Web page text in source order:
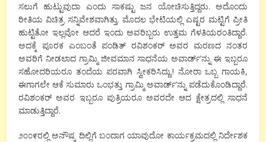
ಸಲುಗೆ ಹುಟ್ಟುವುದಾ ಎಂದು ಸಾಕಷ್ಟು ಜನ ಯೋಚಿಸುತ್ತಿದ್ದರು. ಅದೊಂದು
ರೀತಿಯ ವಿಚಿತ್ರ ಸನ್ನಿವೇಶವಾಗಿತ್ತು. ಮೊದಲ ಭೇಟಿಯಲ್ಲಿ ಎಷ್ಟರ ಮಟ್ಟಿಗೆ ಪ್ರೀತಿ
ಹುಟ್ಟಿತೋ ಇಲ್ಲವೋ ಆದರೆ ಇಂದು ಅವರಿಬ್ಬರು ಉತ್ತಮ ಗೆಳತಿಯರಂತಿದ್ದಾರೆ.
ಅದಕ್ಕೆ ಪೂರಕ ಎಂಬಂತೆ ಪಂಡಿತ್ ರವಿಶಂಕರ್ ಅವರ ಮರಣದ ನಂತರ
ಅವರಿಗೆ ನೀಡಲಾದ ಗ್ರಾಮ್ಮಿ ಜೀವಮಾನ ಸಾಧನೆಯ ಅವಾರ್ಡ್’ನ್ನು ಈ ಇಬ್ಬರೂ
ಸಹೋದರಿಯರೂ ತಂದೆಯ ಪರವಾಗಿ ಸ್ವೀಕರಿಸಿದ್ದು.! ನೋರಾ ಒಬ್ಬ ಗಾಯಕಿ,
ಈಗಾಗಲೇ ಆಕೆ ಸುಮಾರು ಒಂಭತ್ತು ಗ್ರಾಮ್ಮಿ ಅವಾರ್ಡ್’ನ್ನು ಪಡೆದುಕೊಂಡಿದ್ದಾರೆ.
ರವಿಶಂಕರ್ ಅವರ ಇಬ್ಬರೂ ಪುತ್ರಿಯರೂ ಅವರದೇ ಆದ ಕ್ಷೇತ್ರದಲ್ಲಿ ಸಾಧನೆ
ಮಾಡುತ್ತಿದ್ದಾರೆ.
೨೦೦೯ರಲ್ಲಿ ಅನೌಷ್ಕ ದಿಲ್ಲಿಗೆ ಬಂದಾಗ ಯಾವುದೋ ಕಾರ್ಯಕ್ರಮದಲ್ಲಿ ನಿರ್ದೇಶಕ